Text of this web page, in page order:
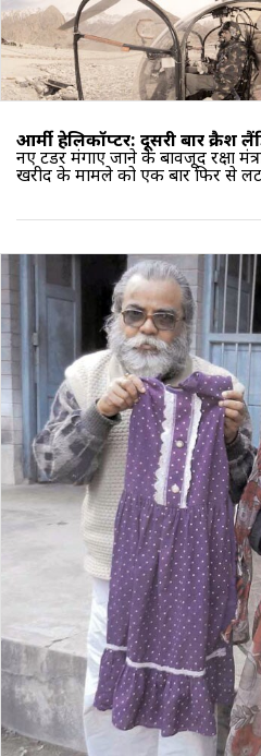
आर्मी हेलिकॉप्टर: दूसरी बार क्रैश
नए टेंडर मंगाए जाने के बावजूद रक्षा
खरीद के मामले को एक बार फिर से